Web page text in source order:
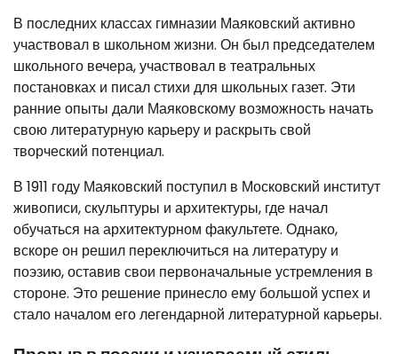
В последних классах гимназии Маяковский активно
участвовал в школьном жизни. Он был председателем
школьного вечера, участвовал в театральных
постановках и писал стихи для школьных газет. Эти
ранние опыты дали Маяковскому возможность начать
свою литературную карьеру и раскрыть свой
творческий потенциал.
В 1911 году Маяковский поступил в Московский институт
живописи, скульптуры и архитектуры, где начал
обучаться на архитектурном факультете. Однако,
вскоре он решил переключиться на литературу и
поэзию, оставив свои первоначальные устремления в
стороне. Это решение принесло ему большой успех и
стало началом его легендарной литературной карьеры.